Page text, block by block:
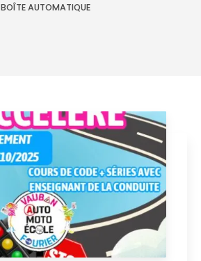
BOÎTE AUTOMATIQUE